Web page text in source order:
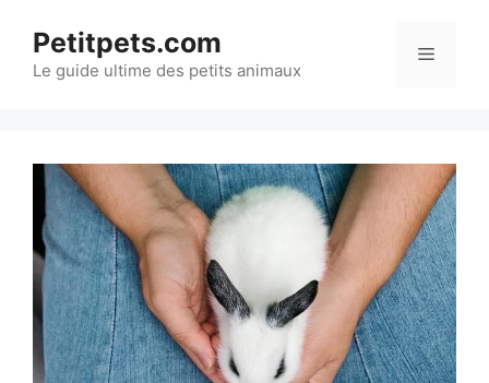
contenu
Petitpets.com
Le guide ultime des petits animaux
Menu